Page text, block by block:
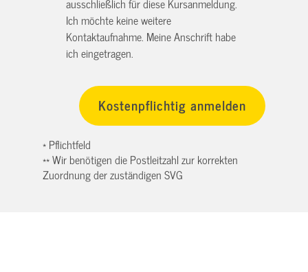
ausschließlich für diese Kursanmeldung.
Ich möchte keine weitere
Kontaktaufnahme. Meine Anschrift habe
ich eingetragen.
* Pflichtfeld
** Wir benötigen die Postleitzahl zur korrekten
Zuordnung der zuständigen SVG